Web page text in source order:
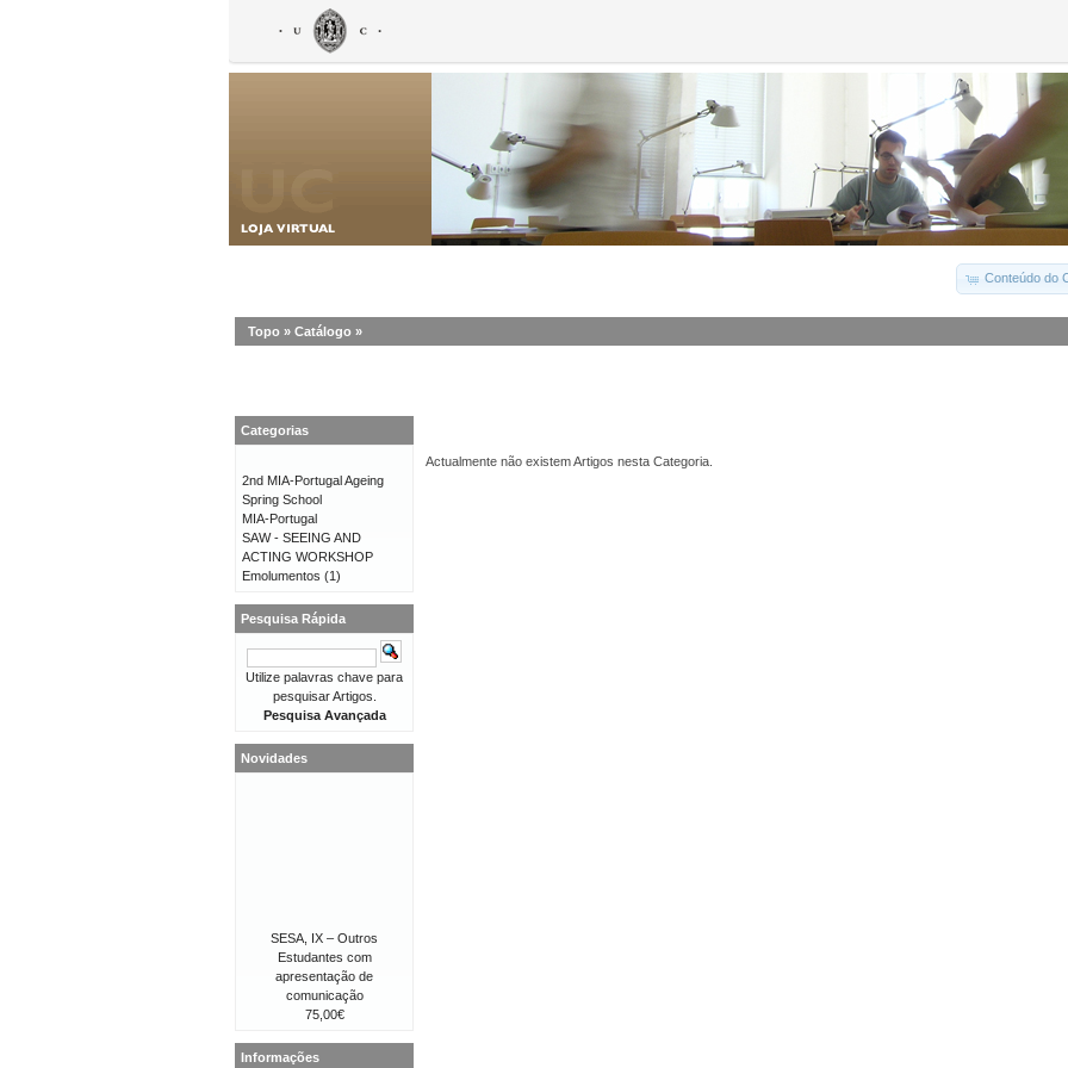
Conteúdo do
Topo » Catálogo »
Actualmente não existem Artigos nesta Categoria.
Categorias
2nd MIA-Portugal Ageing
Spring School
MIA-Portugal
SAW - SEEING AND
ACTING WORKSHOP
Emolumentos (1)
Pesquisa Rápida
Utilize palavras chave para
pesquisar Artigos.
Pesquisa Avançada
Novidades
SESA, IX – Outros
Estudantes com
apresentação de
comunicação
75,00€
Informações